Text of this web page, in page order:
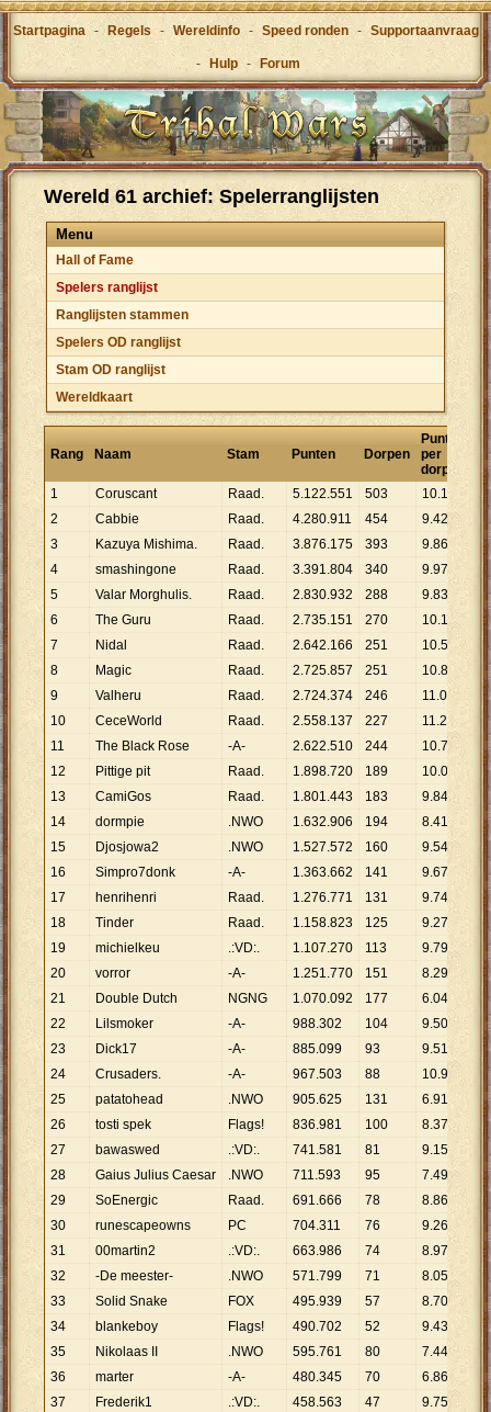
Startpagina - Regels - Wereldinfo - Speed ronden - Supportaanvraag
- Hulp - Forum
Wereld 61 archief: Spelerranglijsten
Menu
Hall of Fame
Spelers ranglijst
Ranglijsten stammen
Spelers OD ranglijst
Stam OD ranglijst
Wereldkaart
Rang Naam Stam Punten Dorpen
Punten
per
dorp
1
Coruscant Raad. 5.122.551 503 10.184
2
Cabbie Raad. 4.280.911 454 9.429
3
Kazuya Mishima. Raad. 3.876.175 393 9.863
4
smashingone Raad. 3.391.804 340 9.976
5
Valar Morghulis. Raad. 2.830.932 288 9.830
6
The Guru Raad. 2.735.151 270 10.130
7
Nidal Raad. 2.642.166 251 10.527
8
Magic Raad. 2.725.857 251 10.860
9
Valheru Raad. 2.724.374 246 11.075
10
CeceWorld Raad. 2.558.137 227 11.269
11
The Black Rose -A- 2.622.510 244 10.748
12
Pittige pit Raad. 1.898.720 189 10.046
13
CamiGos Raad. 1.801.443 183 9.844
14
dormpie .NWO 1.632.906 194 8.417
15
Djosjowa2 .NWO 1.527.572 160 9.547
16
Simpro7donk -A- 1.363.662 141 9.671
17
henrihenri Raad. 1.276.771 131 9.746
18
Tinder Raad. 1.158.823 125 9.271
19
michielkeu .:VD:. 1.107.270 113 9.799
20
vorror -A- 1.251.770 151 8.290
21
Double Dutch NGNG 1.070.092 177 6.046
22
Lilsmoker -A- 988.302 104 9.503
23
Dick17 -A- 885.099 93 9.517
24
Crusaders. -A- 967.503 88 10.994
25
patatohead .NWO 905.625 131 6.913
26
tosti spek Flags! 836.981 100 8.370
27
bawaswed .:VD:. 741.581 81 9.155
28
Gaius Julius Caesar .NWO 711.593 95 7.490
29
SoEnergic Raad. 691.666 78 8.868
30
runescapeowns PC 704.311 76 9.267
31
00martin2 .:VD:. 663.986 74 8.973
32
-De meester- .NWO 571.799 71 8.054
33
Solid Snake FOX 495.939 57 8.701
34
blankeboy Flags! 490.702 52 9.437
35
Nikolaas II .NWO 595.761 80 7.447
36
marter -A- 480.345 70 6.862
37
Frederik1 .:VD:. 458.563 47 9.757